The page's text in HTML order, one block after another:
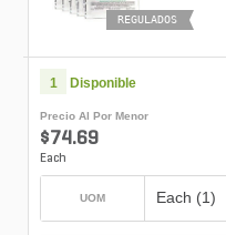
REGULADOS
1 Disponible
Precio Al Por Menor
$74.69
Each
UOM Each (1)